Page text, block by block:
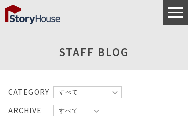
STAFF BLOG
CATEGORY
ARCHIVE